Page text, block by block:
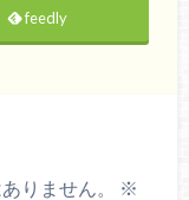
feedly
りません。
※